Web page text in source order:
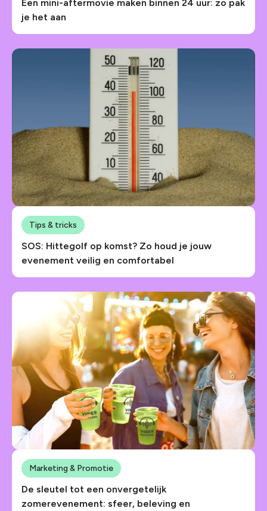
Een mini-aftermovie maken binnen 24 uur: zo pak
je het aan
SOS: Hittegolf op komst? Zo houd je jouw
evenement veilig en comfortabel
Tips & tricks
De sleutel tot een onvergetelijk
zomerevenement: sfeer, beleving en
Marketing & Promotie